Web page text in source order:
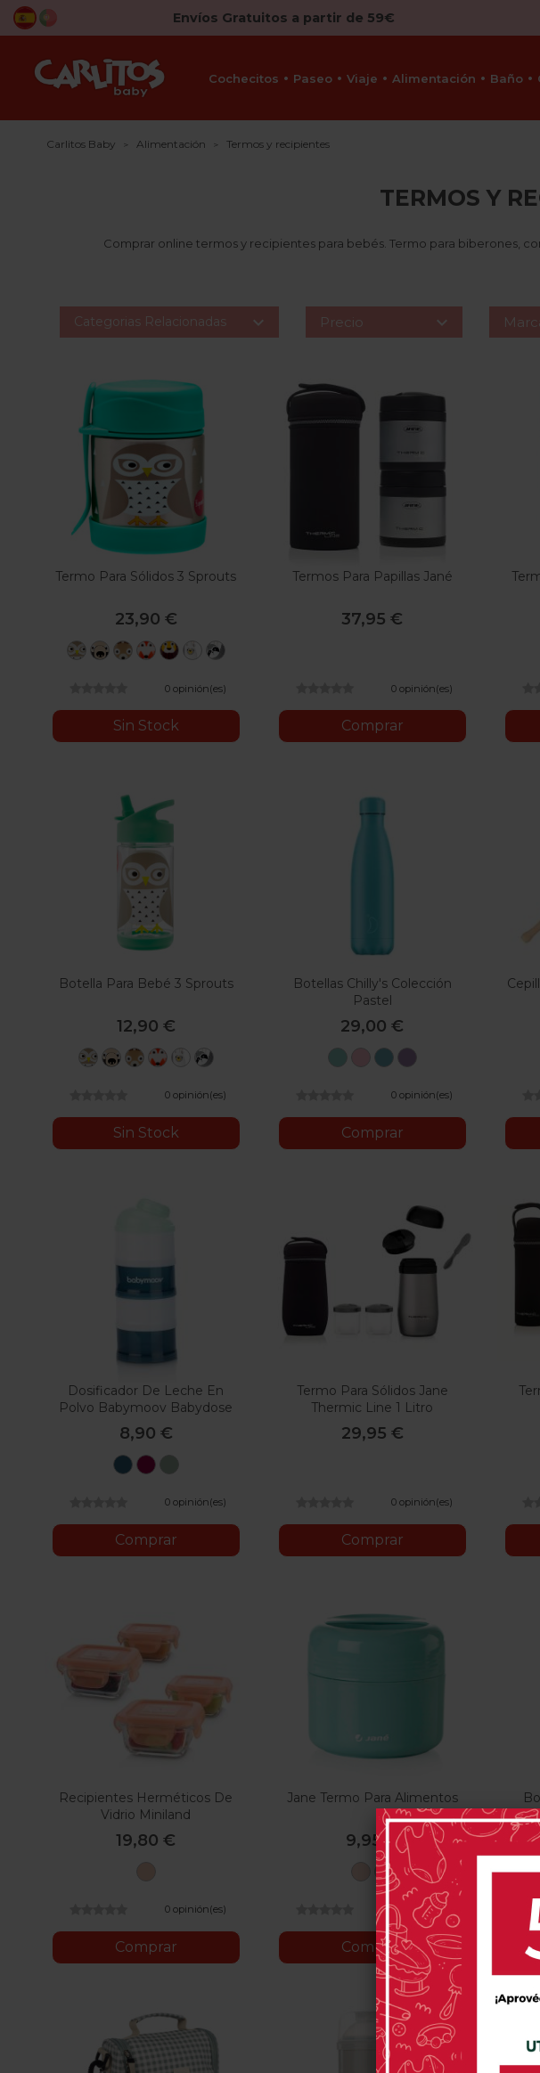
Envíos Gratuitos a partir de 59€
Cochecitos Paseo Viaje Alimentación Baño
Carlitos Baby Alimentación Termos y recipientes
TERMOS Y
Comprar online termos y recipientes para bebés. Termo para biberones,
Categorias Relacionadas  Precio 
Termo Para Sólidos 3 Sprouts
23,90 €
Búho
OsoCiervoZorroLeónLlamaPerezoso
0 opinión(es)
Sin Stock
Termos Para Papillas Jané
37,95 €
0 opinión(es)
Comprar
Botella Para Bebé 3 Sprouts
12,90 €
Búho
OsoCiervoZorroLlamaPerezoso
0 opinión(es)
Sin Stock
Botellas Chilly's Colección
Pastel
29,00 €
Menta
RosaAzulLila
0 opinión(es)
Comprar
Dosificador De Leche En
Polvo Babymoov Babydose
8,90 €
ArticCherryMineral
0 opinión(es)
Comprar
Termo Para Sólidos Jane
Thermic Line 1 Litro
29,95 €
0 opinión(es)
Comprar
Recipientes Herméticos De
Vidrio Miniland
19,80 €
0 opinión(es)
Comprar
Jane Termo Para Alimentos
9,95 €
U09
Pale
U13
Mint
0 opinión(es)
Comprar